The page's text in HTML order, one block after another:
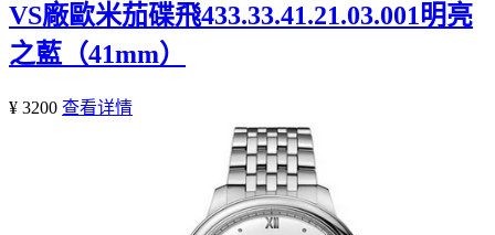
VS廠歐米茄碟飛433.33.41.21.03.001明亮
之藍（41mm）
¥ 3200 查看详情